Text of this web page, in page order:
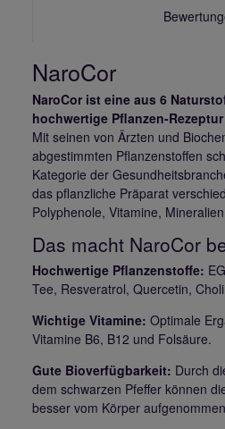
NaroCor
NaroCor ist eine aus 6
hochwertige Pflanzen-Rezeptur
Mit seinen von Ärzten und
abgestimmten Pflanzenstoffen
Kategorie der
das pflanzliche Präparat
Polyphenole, Vitamine,
Das macht NaroCor
Hochwertige Pflanzenstoffe:
Tee, Resveratrol, Quercetin,
Wichtige Vitamine: Optimale
Vitamine B6, B12 und Folsäure.
Gute Bioverfügbarkeit: Durch
dem schwarzen Pfeffer können
besser vom Körper